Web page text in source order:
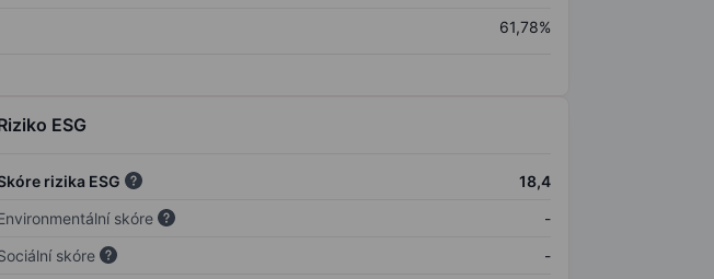
61,78%
ESG
rizika ESG
18,4
skóre
-
skóre
-